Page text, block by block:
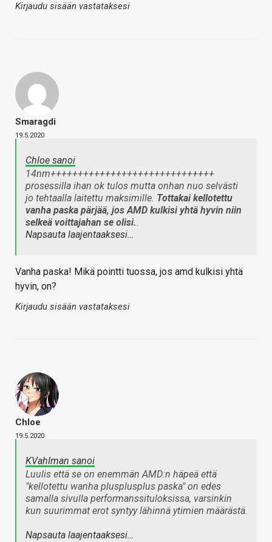
Kirjaudu sisään vastataksesi
Smaragdi
19.5.2020
Chloe sanoi
14nm++++++++++++++++++++++++++++++
prosessilla ihan ok tulos mutta onhan nuo selvästi
jo tehtaalla laitettu maksimille. Tottakai kellotettu
vanha paska pärjää, jos AMD kulkisi yhtä hyvin niin
selkeä voittajahan se olisi..
Napsauta laajentaaksesi…
Vanha paska! Mikä pointti tuossa, jos amd kulkisi yhtä
hyvin, on?
Kirjaudu sisään vastataksesi
Chloe
19.5.2020
KVahlman sanoi
Luulis että se on enemmän AMD:n häpeä että
"kellotettu wanha plusplusplus paska" on edes
samalla sivulla performanssituloksissa, varsinkin
kun suurimmat erot syntyy lähinnä ytimien määrästä.
Napsauta laajentaaksesi…